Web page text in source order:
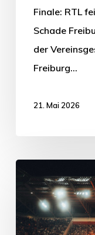
Finale: RTL
Schade
der
Freiburg…
21. Mai 2026